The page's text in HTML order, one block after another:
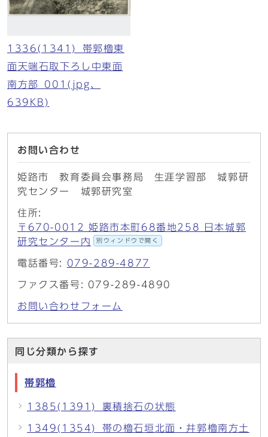
1336(1341)_帯郭櫓東
面天端石取下ろし中東面
南方部_001(jpg、
639KB)
お問い合わせ
姫路市 教育委員会事務局 生涯学習部 城郭研
究センター 城郭研究室
住所:
〒670-0012 姫路市本町68番地258 日本城郭
研究センター内
別ウィンドウで開く
電話番号: 079-289-4877
ファクス番号: 079-289-4890
お問い合わせフォーム
同じ分類から探す
帯郭櫓
1385(1391)_裏積捨石の状態
1349(1354)_帯の櫓石垣北面・井郭櫓南方土